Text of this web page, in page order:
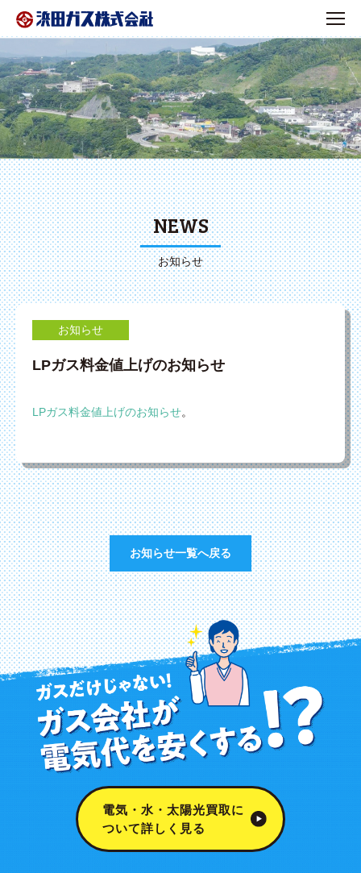
NEWS
お知らせ
お知らせ
LPガス料金値上げのお知らせ
LPガス料金値上げのお知らせ。
お知らせ一覧へ戻る
電気・水・太陽光買取に
ついて詳しく見る